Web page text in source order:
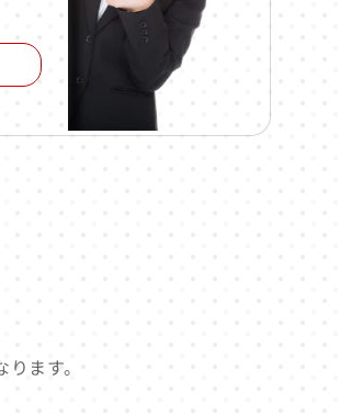
ます。